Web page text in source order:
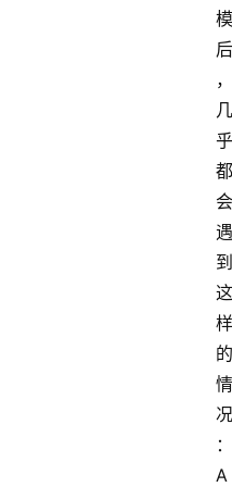
模
后
，
几
乎
都
会
遇
到
这
样
的
情
况
：
A